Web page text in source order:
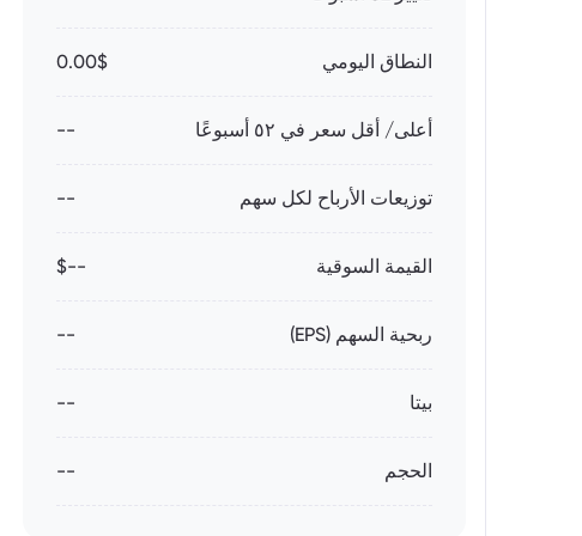
النطاق اليومي 0.00$
أعلى/ أقل سعر في ٥٢ أسبوعًا --
توزيعات الأرباح لكل سهم --
القيمة السوقية --$
ربحية السهم (EPS) --
بيتا --
الحجم --